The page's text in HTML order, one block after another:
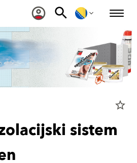
star_border
sistem